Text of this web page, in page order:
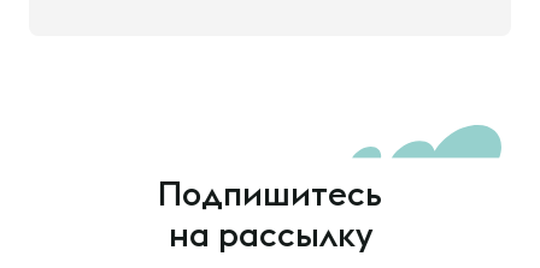
Подпишитесь
на рассылку